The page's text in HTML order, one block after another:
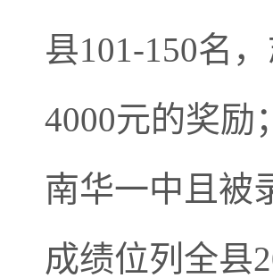
县101-150名
4000元的奖励
南华一中且被
成绩位列全县